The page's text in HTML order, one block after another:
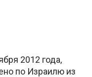
2012 года,
по Израилю из